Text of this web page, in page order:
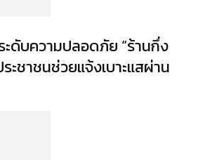
ดับความปลอดภัย “ร้านกึ่ง
ะชาชนช่วยแจ้งเบาะแสผ่าน